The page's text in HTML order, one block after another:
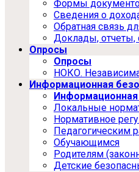
Формы
Сведения о
Обратная связь
Доклады, отчеты,
Опросы
Опросы
НОКО.
Информационная
Локальные
Нормативное
Педагогическим
Обучающимся
Родителям
Детские